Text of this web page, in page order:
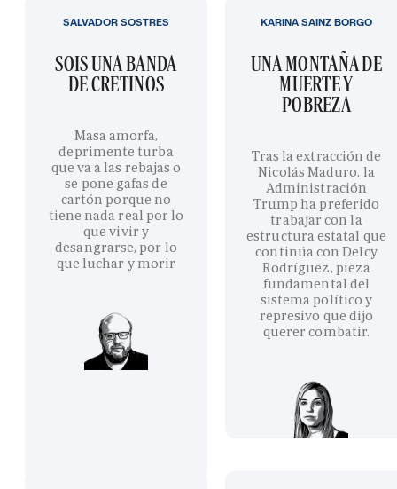
SOIS UNA BANDA
DE CRETINOS
Masa amorfa,
deprimente turba
que va a las rebajas o
se pone gafas de
cartón porque no
tiene nada real por lo
que vivir y
desangrarse, por lo
que luchar y morir
SALVADOR SOSTRES
UNA MONTAÑA DE
MUERTE Y
POBREZA
Tras la extracción de
Nicolás Maduro, la
Administración
Trump ha preferido
trabajar con la
estructura estatal que
continúa con Delcy
Rodríguez, pieza
fundamental del
sistema político y
represivo que dijo
querer combatir.
KARINA SAINZ BORGO